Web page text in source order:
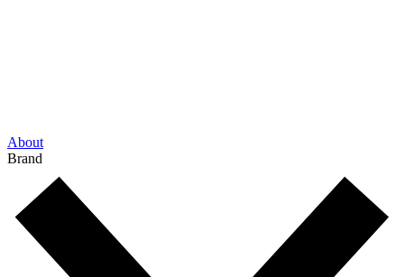
About
Brand